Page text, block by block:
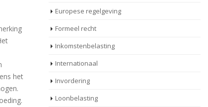
het
Europese regelgeving
Formeel recht
Inkomstenbelasting
Internationaal
Invordering
Loonbelasting